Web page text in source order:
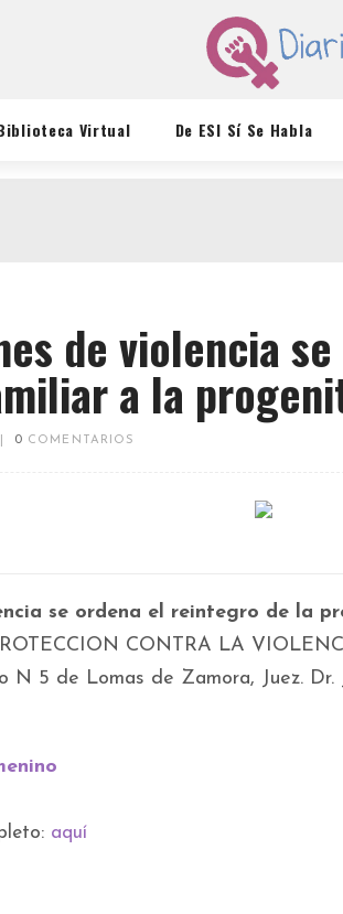
Virtual De ESI Sí Se Habla
de violencia
a la
0 COMENTARIOS
se ordena el reintegro de la
CONTRA LA
N 5 de Lomas de Zamora, Juez. Dr.
aquí